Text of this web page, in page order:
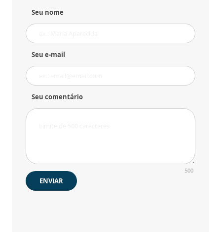
Seu nome
Seu e-mail
Seu comentário
500
ENVIAR